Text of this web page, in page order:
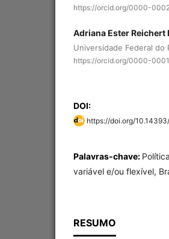
https://orcid.org/0000-
Adriana Ester Reichert
Universidade Federal do
https://orcid.org/0000-
DOI:
https://doi.org/
Palavras-chave:
variável e/ou flexível,
RESUMO